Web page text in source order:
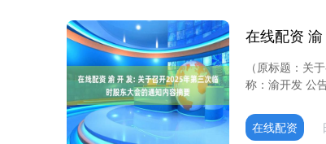
（原标题：关
称：渝开发 公
在线配资